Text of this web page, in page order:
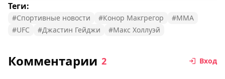
Теги:
#Спортивные новости #Конор Макгрегор
#MMA
#UFC
#Джастин Гейджи #Макс Холлуэй
Комментарии 2 Вход